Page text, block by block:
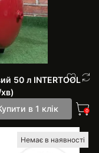
50 л INTERTOOL
в 1 клік 0
Немає в наявності